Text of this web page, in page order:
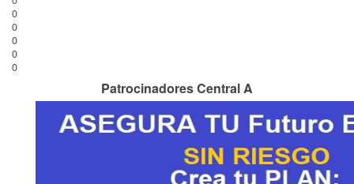
0
0
0
0
0
Patrocinadores Central A